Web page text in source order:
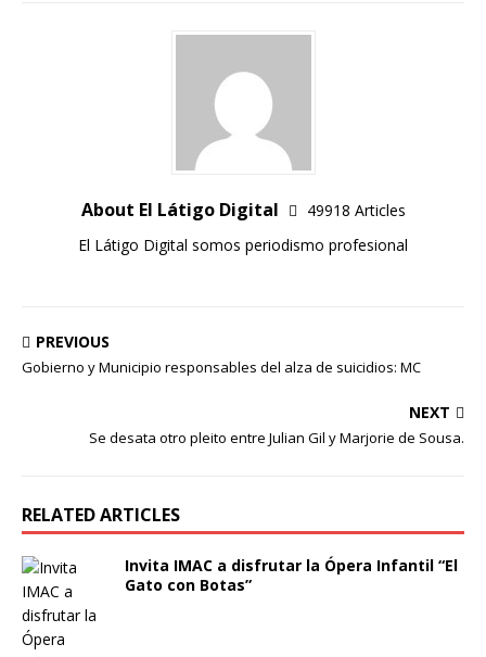
About El Látigo Digital
49918 Articles
El Látigo Digital somos periodismo profesional
PREVIOUS
Gobierno y Municipio responsables del alza de suicidios: MC
NEXT
Se desata otro pleito entre Julian Gil y Marjorie de Sousa.
RELATED ARTICLES
Invita IMAC a disfrutar la Ópera Infantil “El
Gato con Botas”